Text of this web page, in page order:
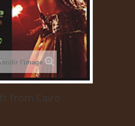
l'image
from Cairo